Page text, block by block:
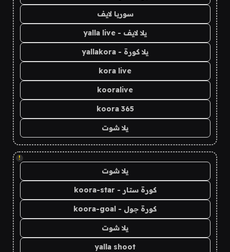
سوريا لايف
يلا لايف - yalla live
يلا كورة - yallakora
kora live
kooralive
koora 365
يلا شوت
!
يلا شوت
كورة ستار - koora-star
كورة جول - koora-goal
يلا شوت
yalla shoot